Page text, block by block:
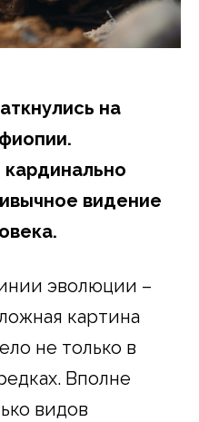
на
видение
эволюции –
картина
не только в
Вполне
видов